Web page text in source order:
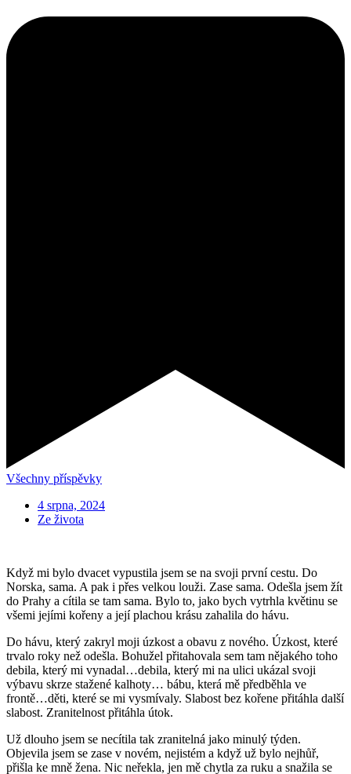
Všechny příspěvky
4 srpna, 2024
Ze života
Když mi bylo dvacet vypustila jsem se na svoji první cestu. Do
Norska, sama. A pak i přes velkou louži. Zase sama. Odešla jsem žít
do Prahy a cítila se tam sama. Bylo to, jako bych vytrhla květinu se
všemi jejími kořeny a její plachou krásu zahalila do hávu.
Do hávu, který zakryl moji úzkost a obavu z nového. Úzkost, které
trvalo roky než odešla. Bohužel přitahovala sem tam nějakého toho
debila, který mi vynadal…debila, který mi na ulici ukázal svoji
výbavu skrze stažené kalhoty… bábu, která mě předběhla ve
frontě…děti, které se mi vysmívaly. Slabost bez kořene přitáhla další
slabost. Zranitelnost přitáhla útok.
Už dlouho jsem se necítila tak zranitelná jako minulý týden.
Objevila jsem se zase v novém, nejistém a když už bylo nejhůř,
přišla ke mně žena. Nic neřekla, jen mě chytla za ruku a snažila se